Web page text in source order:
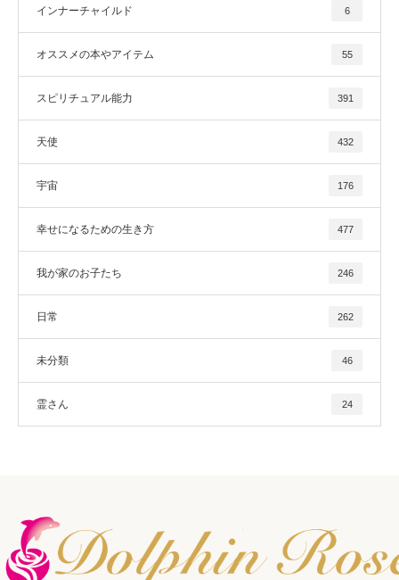
インナーチャイルド 6
オススメの本やアイテム 55
スピリチュアル能力 391
天使 432
宇宙 176
幸せになるための生き方 477
我が家のお子たち 246
日常 262
未分類 46
霊さん 24